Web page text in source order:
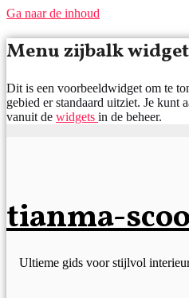
Ga naar de inhoud
Menu zijbalk
Dit is een voorbeeldwidget om te
gebied er standaard uitziet. Je kunt
vanuit de widgets in de beheer.
tianma-
Ultieme gids voor stijlvol